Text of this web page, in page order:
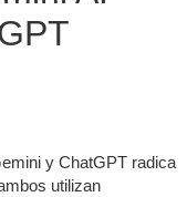
y ChatGPT radica
utilizan